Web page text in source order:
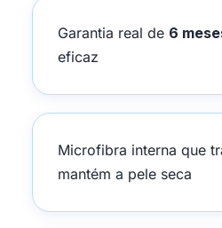
Garantia real de 6
eficaz
Microfibra interna que
mantém a pele seca